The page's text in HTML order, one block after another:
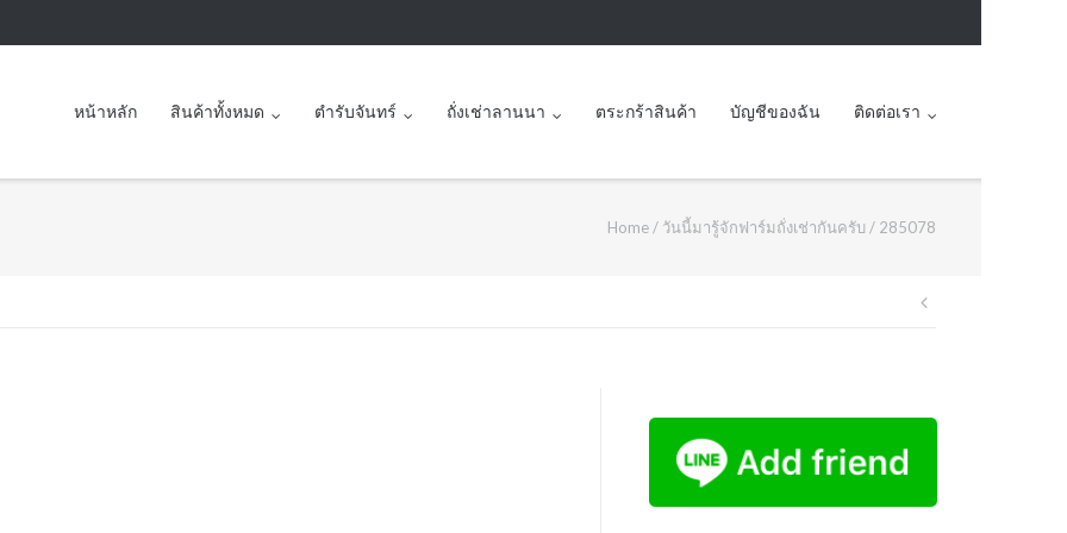
หน้าหลัก สินค้าทั้งหมด ตำรับจันทร์ ถั่งเช่าลานนา ตระกร้าสินค้า บัญชีของฉัน ติดต่อเรา
Home / วันนี้มารู้จักฟาร์มถั่งเช่ากันครับ / 285078
Post